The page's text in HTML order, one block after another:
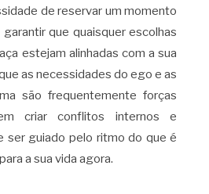
de reservar um momento
garantir que quaisquer escolhas
estejam alinhadas com a sua
as necessidades do ego e as
são frequentemente forças
criar conflitos internos e
ser guiado pelo ritmo do que é
a sua vida agora.